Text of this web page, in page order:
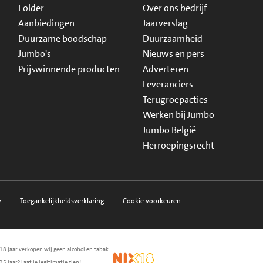
Folder
Aanbiedingen
Duurzame boodschap
Jumbo's
Prijswinnende producten
Over ons bedrijf
Jaarverslag
Duurzaamheid
Nieuws en pers
Adverteren
Leveranciers
Terugroepacties
Werken bij Jumbo
Jumbo België
Herroepingsrecht
Toegankelijkheidsverklaring Cookie voorkeuren
jaar verkopen wij geen alcohol en tabak
NIX18